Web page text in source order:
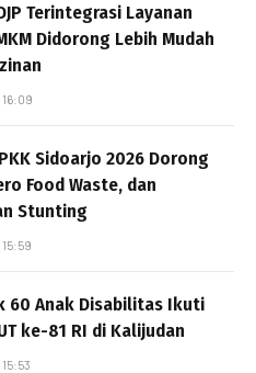
Terintegrasi Layanan
Didorong Lebih Mudah
Sidoarjo 2026 Dorong
Food Waste, dan
Stunting
60 Anak Disabilitas Ikuti
ke-81 RI di Kalijudan